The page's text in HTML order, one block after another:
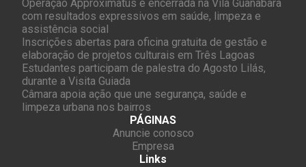
Operação Approximatus é encerrada na Vila Guanabara
com resultados expressivos em saúde, limpeza e
assistência social
Inscrições abertas para oficina gratuita de gestão e
elaboração de projetos culturais em Três Lagoas
Estudantes participam de palestra do Agosto Lilás,
durante a Visita Guiada
Câmara apoia ação que une segurança, saúde e
limpeza urbana nos bairros
PÁGINAS
Anuncie conosco
Empresa
Links